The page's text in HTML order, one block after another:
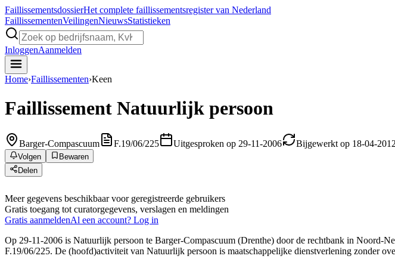
FaillissementsdossierHet complete faillissementsregister van Nederland
FaillissementenVeilingenNieuwsStatistieken
InloggenAanmelden
Home›Faillissementen›Keen
Faillissement Natuurlijk persoon
Barger-Compascuum F.19/06/225 Uitgesproken op 29-11-2006 Bijgewerkt op 18-04-
Volgen
Bewaren
Delen
Meer gegevens beschikbaar voor geregistreerde gebruikers
Gratis toegang tot curatorgegevens, verslagen en meldingen
Gratis aanmeldenAl een account? Log in
Op 29-11-2006 is Natuurlijk persoon te Barger-Compascuum (Drenthe) door de rechtbank in Noord-
F.19/06/225. De (hoofd)activiteit van Natuurlijk persoon is maatschappelijke dienstverlening zonder